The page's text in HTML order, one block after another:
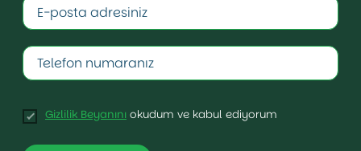
Gizlilik Beyanını okudum ve kabul ediyorum